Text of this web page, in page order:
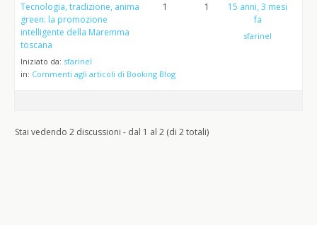
Tecnologia, tradizione, anima
green: la promozione
intelligente della Maremma
toscana
Iniziato da: sfarinel
in: Commenti agli articoli di Booking Blog
1 1
15 anni, 3 mesi
fa
sfarinel
Stai vedendo 2 discussioni - dal 1 al 2 (di 2 totali)